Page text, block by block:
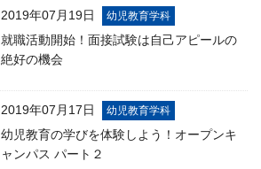
2019年07月19日 幼児教育学科
就職活動開始！面接試験は自己アピールの
絶好の機会
2019年07月17日 幼児教育学科
幼児教育の学びを体験しよう！オープンキ
ャンパス パート２